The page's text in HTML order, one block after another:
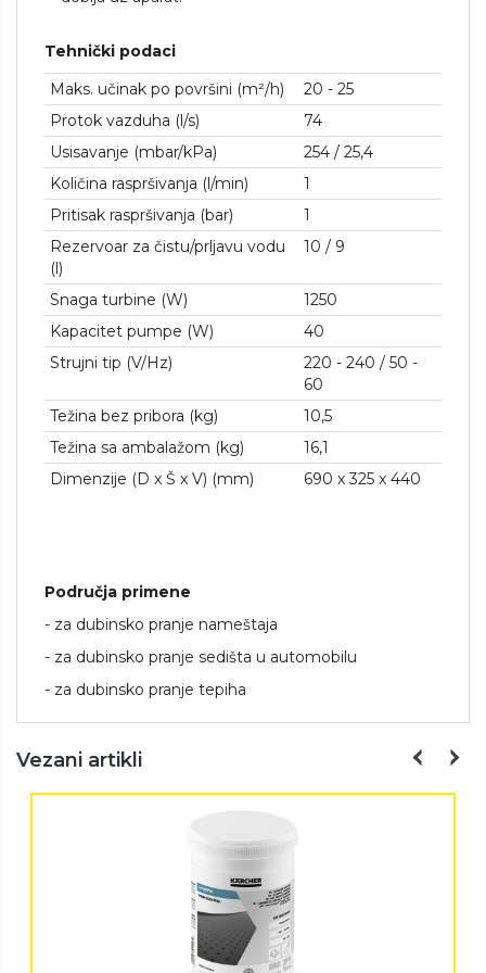
Tehnički podaci
Maks. učinak po površini (m²/h)
20 - 25
Protok vazduha (l/s)
74
Usisavanje (mbar/kPa)
254 / 25,4
Količina raspršivanja (l/min)
1
Pritisak raspršivanja (bar)
1
Rezervoar za čistu/prljavu vodu
(l)
10 / 9
Snaga turbine (W)
1250
Kapacitet pumpe (W)
40
Strujni tip (V/Hz)
220 - 240 / 50 -
60
Težina bez pribora (kg)
10,5
Težina sa ambalažom (kg)
16,1
Dimenzije (D x Š x V) (mm)
690 x 325 x 440
Područja primene
- za dubinsko pranje nameštaja
- za dubinsko pranje sedišta u automobilu
- za dubinsko pranje tepiha
Vezani artikli